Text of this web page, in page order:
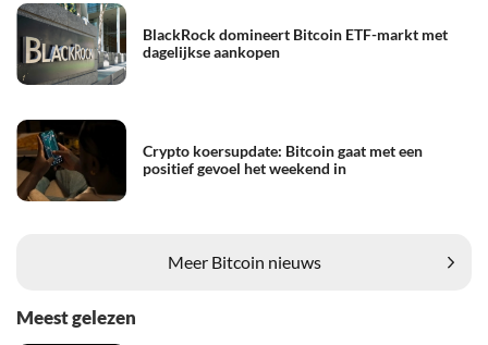
BlackRock domineert Bitcoin ETF-markt met
dagelijkse aankopen
Crypto koersupdate: Bitcoin gaat met een
positief gevoel het weekend in
Meer Bitcoin nieuws
Meest gelezen